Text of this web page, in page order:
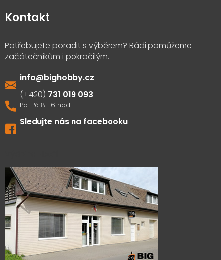
Kontakt
info@bighobby.cz
731 019 093
Sledujte nás na facebooku